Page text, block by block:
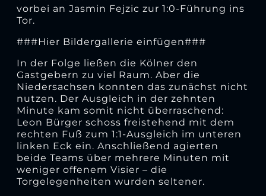
vorbei an Jasmin Fejzic zur 1:0-Führung ins
Tor.
###Hier Bildergallerie einfügen###
In der Folge ließen die Kölner den
Gastgebern zu viel Raum. Aber die
Niedersachsen konnten das zunächst nicht
nutzen. Der Ausgleich in der zehnten
Minute kam somit nicht überraschend:
Leon Bürger schoss freistehend mit dem
rechten Fuß zum 1:1-Ausgleich im unteren
linken Eck ein. Anschließend agierten
beide Teams über mehrere Minuten mit
weniger offenem Visier – die
Torgelegenheiten wurden seltener.